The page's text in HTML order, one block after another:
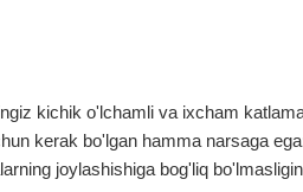
kichik o'lchamli va ixcham
kerak bo'lgan hamma narsaga
joylashishiga bog'liq